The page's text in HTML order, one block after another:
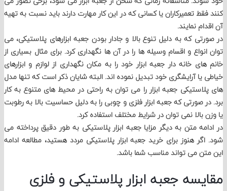
تعمیرکاران یا کسانی که در این کار مهارت دارند باید نسبت به تهیه
نمایند.
که به دلیل تنوع بالا و جادار بودن جعبه ابزارهای پلاستیکی، می
و اقسام وسیله ها را در آن ها نگهداری کرد. برای مثال بسیاری از
خانه دار جعبه ابزار خود را به مکان نگهداری از لوازم و ابزارهای
آرایشگری خود تبدیل نموده اند. البته شایان ذکر است که تنها مدل
جعبه ابزار را می توان به راحتی در محیط های متنوع به کار
صورتی که جعبه ابزار فلزی و چوبی را به دلیل حساسیت بالا به رطوبت
بالا نمی توان در شرایط مختلف استفاده کرد.
متن به دیگر مزایا جعبه ابزار پلاستیکی به طور دقیق پرداخته می
هنوز برای خرید جعبه ابزار پلاستیکی مردد هستید، مطالعه ادامه
می تواند مناسب شما باشد.
جعبه ابزار پلاستیکی و فلزی